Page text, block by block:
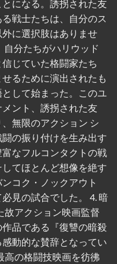
になる。誘拐された友
戦士たちは、自分のス
に選択肢はありませ
自分たちがハリウッド
じていた格闘家たち
るために演出されたも
して始まった。このユ
ント、誘拐された友
無限のアクション シ
の振り付けを生み出す
なフルコンタクトの戦
てほとんど想像を絶す
コク・ノックアウト
見の試合でした。 4. 暗
故アクション映画監督
品である『復讐の暗殺
動的な賛辞となってい
高の格闘技映画を彷彿